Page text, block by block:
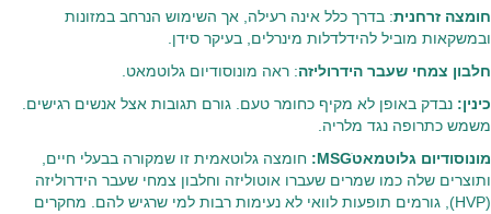
חומצה זרחנית: בדרך כלל אינה רעילה, אך השימוש הנרחב במזונות
ובמשקאות מוביל להידלדלות מינרלים, בעיקר סידן.
חלבון צמחי שעבר הידרוליזה: ראה מונוסודיום גלוטמאט.
כינין: נבדק באופן לא מקיף כחומר טעם. גורם תגובות אצל אנשים רגישים.
משמש כתרופה נגד מלריה.
מונוסודיום גלוטמאטׁMSG:
חומצה גלוטאמית זו שמקורה בבעלי חיים,
ותוצרים שלה כמו שמרים שעברו אוטוליזה וחלבון צמחי שעבר הידרוליזה
(HVP), גורמים תופעות לוואי לא נעימות רבות למי שרגיש להם. מחקרים